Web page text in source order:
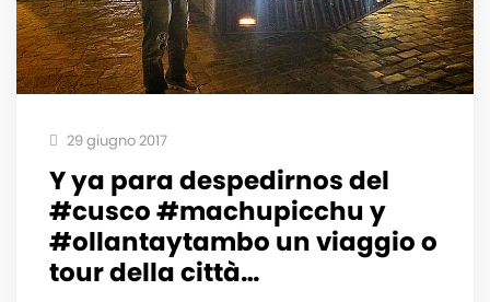
29 giugno 2017
Y ya para despedirnos del
#cusco #machupicchu y
#ollantaytambo un viaggio o
tour della città…